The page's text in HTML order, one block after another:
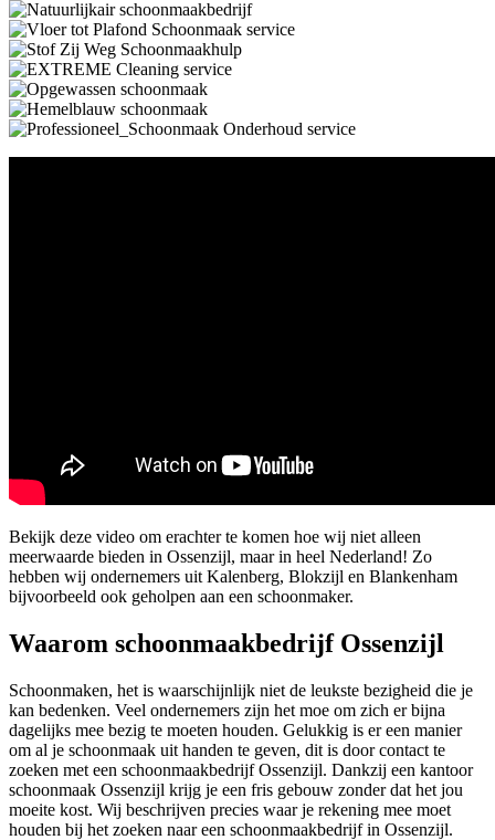
Bekijk deze video om erachter te komen hoe wij niet alleen
meerwaarde bieden in Ossenzijl, maar in heel Nederland! Zo
hebben wij ondernemers uit Kalenberg, Blokzijl en Blankenham
bijvoorbeeld ook geholpen aan een schoonmaker.
Waarom schoonmaakbedrijf Ossenzijl
Schoonmaken, het is waarschijnlijk niet de leukste bezigheid die je
kan bedenken. Veel ondernemers zijn het moe om zich er bijna
dagelijks mee bezig te moeten houden. Gelukkig is er een manier
om al je schoonmaak uit handen te geven, dit is door contact te
zoeken met een schoonmaakbedrijf Ossenzijl. Dankzij een kantoor
schoonmaak Ossenzijl krijg je een fris gebouw zonder dat het jou
moeite kost. Wij beschrijven precies waar je rekening mee moet
houden bij het zoeken naar een schoonmaakbedrijf in Ossenzijl.